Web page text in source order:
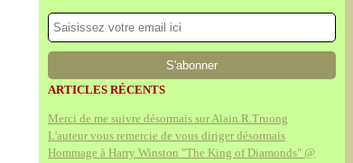
ARTICLES RÉCENTS
Merci de me suivre désormais sur Alain.R.Truong
L'auteur vous remercie de vous diriger désormais
Hommage à Harry Winston "The King of Diamonds" @